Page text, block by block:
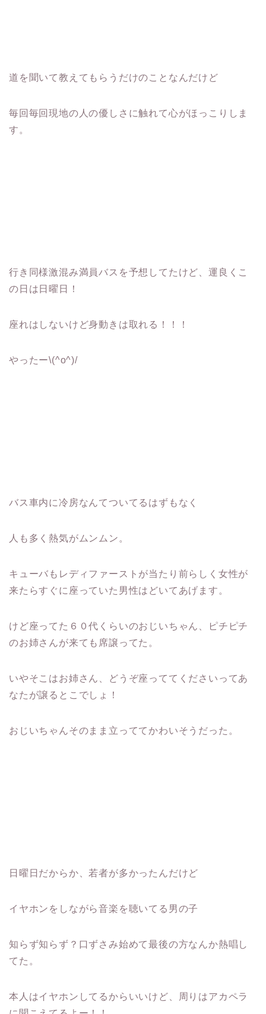
道を聞いて教えてもらうだけのことなんだけど
毎回毎回現地の人の優しさに触れて心がほっこりしま
す。
行き同様激混み満員バスを予想してたけど、運良くこ
の日は日曜日！
座れはしないけど身動きは取れる！！！
やったー\(^o^)/
バス車内に冷房なんてついてるはずもなく
人も多く熱気がムンムン。
キューバもレディファーストが当たり前らしく女性が
来たらすぐに座っていた男性はどいてあげます。
けど座ってた６０代くらいのおじいちゃん、ピチピチ
のお姉さんが来ても席譲ってた。
いやそこはお姉さん、どうぞ座っててくださいってあ
なたが譲るとこでしょ！
おじいちゃんそのまま立っててかわいそうだった。
日曜日だからか、若者が多かったんだけど
イヤホンをしながら音楽を聴いてる男の子
知らず知らず？口ずさみ始めて最後の方なんか熱唱し
てた。
本人はイヤホンしてるからいいけど、周りはアカペラ